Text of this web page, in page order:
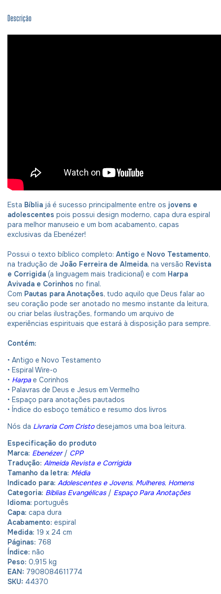
Descrição
Esta Bíblia já é sucesso principalmente entre os jovens e
adolescentes pois possui design moderno, capa dura espiral
para melhor manuseio e um bom acabamento, capas
exclusivas da Ebenézer!
Possui o texto bíblico completo: Antigo e Novo Testamento,
na tradução de João Ferreira de Almeida, na versão Revista
e Corrigida (a linguagem mais tradicional) e com Harpa
Avivada e Corinhos no final.
Com Pautas para Anotações, tudo aquilo que Deus falar ao
seu coração pode ser anotado no mesmo instante da leitura,
ou criar belas ilustrações, formando um arquivo de
experiências espirituais que estará à disposição para sempre.
Contém:
• Antigo e Novo Testamento
• Espiral Wire-o
• Harpa e Corinhos
• Palavras de Deus e Jesus em Vermelho
• Espaço para anotações pautados
• Índice do esboço temático e resumo dos livros
Nós da Livraria Com Cristodesejamos uma boa leitura.
Especificação do produto
Marca: Ebenézer/ CPP
Tradução: Almeida Revista e Corrigida
Tamanho da letra: Média
Indicado para: Adolescentes e Jovens, Mulheres, Homens
Categoria: Bíblias Evangélicas / Espaço Para Anotações
Idioma: português
Capa: capa dura
Acabamento: espiral
Medida: 19 x 24 cm
Páginas: 768
Índice: não
Peso: 0,915 kg
EAN: 7908084611774
SKU: 44370